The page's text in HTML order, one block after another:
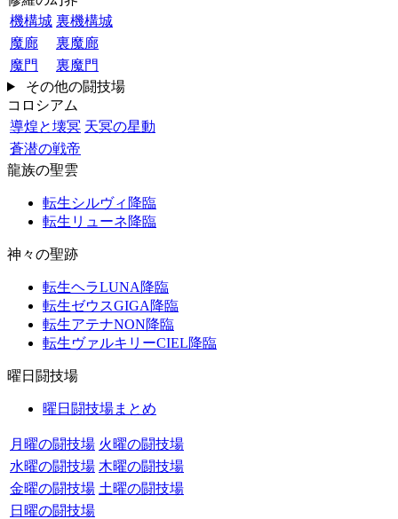
機構城 裏機構城
魔廊
裏魔廊
魔門
裏魔門
その他の闘技場
コロシアム
導煌と壊冥 天冥の星動
蒼潜の戦帝
龍族の聖雲
転生シルヴィ降臨
転生リューネ降臨
神々の聖跡
転生ヘラLUNA降臨
転生ゼウスGIGA降臨
転生アテナNON降臨
転生ヴァルキリーCIEL降臨
曜日闘技場
曜日闘技場まとめ
月曜の闘技場 火曜の闘技場
水曜の闘技場 木曜の闘技場
金曜の闘技場 土曜の闘技場
日曜の闘技場